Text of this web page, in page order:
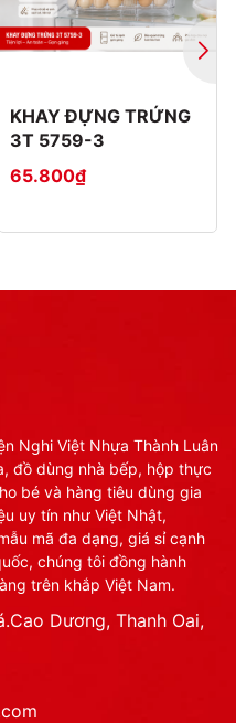
KHAY ĐỰNG TRỨNG
3T 5759-3
65.800₫
Nghi Việt Nhựa Thành Luân
đồ dùng nhà bếp, hộp thực
bé và hàng tiêu dùng gia
uy tín như Việt Nhật,
mã đa dạng, giá sỉ cạnh
chúng tôi đồng hành
trên khắp Việt Nam.
Dương, Thanh Oai,